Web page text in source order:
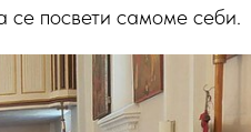
се посвети самоме себи.